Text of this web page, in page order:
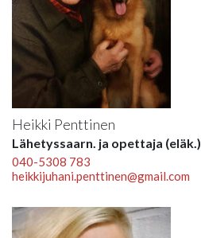
Heikki Penttinen
Lähetyssaarn. ja opettaja (eläk.)
040-5308 783
heikkijuhani.penttinen@gmail.com